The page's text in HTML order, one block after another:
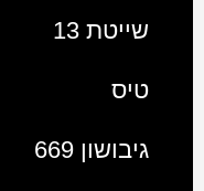
שייטת 13
טיס
גיבושון 669